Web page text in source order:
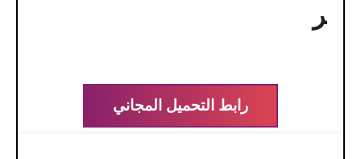
ر
رابط التحميل المجاني